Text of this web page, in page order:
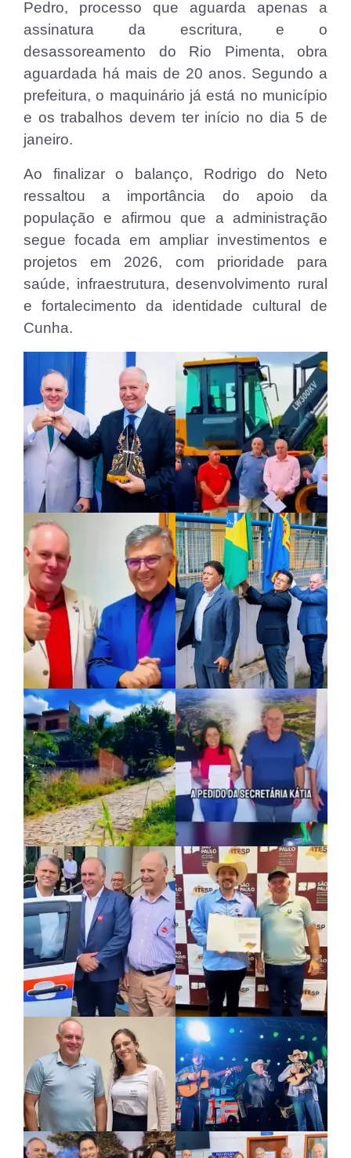
Pedro, processo que aguarda apenas a
assinatura da escritura, e o
desassoreamento do Rio Pimenta, obra
aguardada há mais de 20 anos. Segundo a
prefeitura, o maquinário já está no município
e os trabalhos devem ter início no dia 5 de
janeiro.
Ao finalizar o balanço, Rodrigo do Neto
ressaltou a importância do apoio da
população e afirmou que a administração
segue focada em ampliar investimentos e
projetos em 2026, com prioridade para
saúde, infraestrutura, desenvolvimento rural
e fortalecimento da identidade cultural de
Cunha.